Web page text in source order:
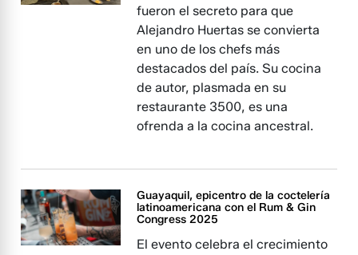
fueron el secreto para que
Alejandro Huertas se convierta
en uno de los chefs más
destacados del país. Su cocina
de autor, plasmada en su
restaurante 3500, es una
ofrenda a la cocina ancestral.
Guayaquil, epicentro de la coctelería
latinoamericana con el Rum & Gin
Congress 2025
El evento celebra el crecimiento